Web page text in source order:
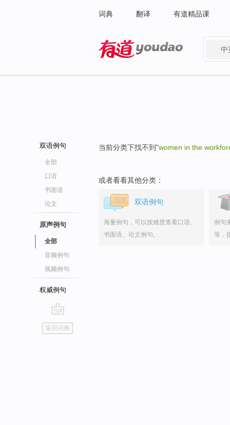
词典 翻译 有道精品课
中
双语例句
全部
口语
书面语
论文
原声例句
全部
音频例句
视频例句
权威例句
go
top
返回词典
当前分类下找不到"women in the
或者看看其他分类：
双语例句
海量例句，可以按难度查看口语、
书面语、论文例句。
例句
等，